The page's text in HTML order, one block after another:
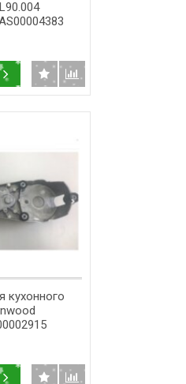
кухонного